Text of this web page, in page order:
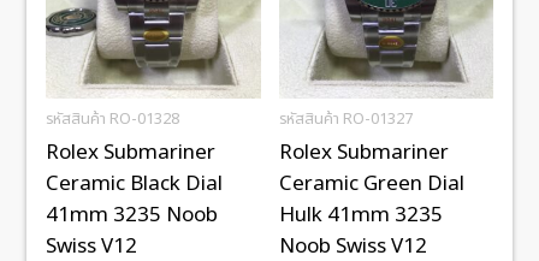
รหัสสินค้า RO-01328
Rolex Submariner
Ceramic Black Dial
41mm 3235 Noob
Swiss V12
รหัสสินค้า RO-01327
Rolex Submariner
Ceramic Green Dial
Hulk 41mm 3235
Noob Swiss V12